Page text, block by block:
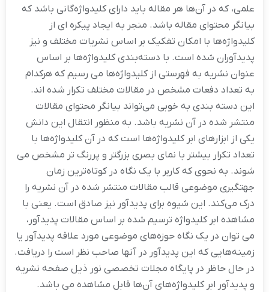
علمی، که در آن‌ها هر مقاله باید دارای کلیدواژه‌گانی باشد که
بیانگر محتوای مقاله باشد. منجر به ایجاد پیکره ای از
کلیدواژه‌ها با امکان تفکیک بر اساس نشریات مختلف و نیز
پدیدآوران شده است. با دسته‌بندی کلیدواژه‌ها بر اساس
عنوان نشریه به فهرستی از کلیدواژه‌ها می رسیم که هر‌کدام
به تعداد دفعات مشخص در مقالات مختلف تکرار شده اند.
این دسته بندی به خوبی می‌تواند بیانگر محتوای مقالات
منتشر شده در آن نشریه باشد. به منظور انتقال این دانش
یکی از ابزار‌های ابر کلیدواژه‌ها است که در آن کلیدواژه‌ها با
تعداد تکرار بیشتر با نمای بصری بزرگتر و پررنگ تر مشخص می
شوند. به نحوی که کاربر با یک نگاه در کوتاه‌ترین زمان
جهتگیری موضوعی قالب مقالات منتشر شده در آن نشریه را
درک می‌کند. این شیوه برای پدیدآور نیز صادق است. یعنی با
مشاهده ابر کلیدواژه ترسیم شده بر اساس مقالات پدیدآور،
می توان در یک نگاه حوزه‌های موضوعی مورد علاقه پدیدآور یا
زمینه‌هایی که این پدیدآور در آنها صاحب نظر است را دریافت.
در حال حاظر در پایگاه مجلات تخصصی نور ذیل صفحه نشریه
و پدیدآور ابر کلیدواژه‌های آن‌ها قابل مشاهده می باشد.